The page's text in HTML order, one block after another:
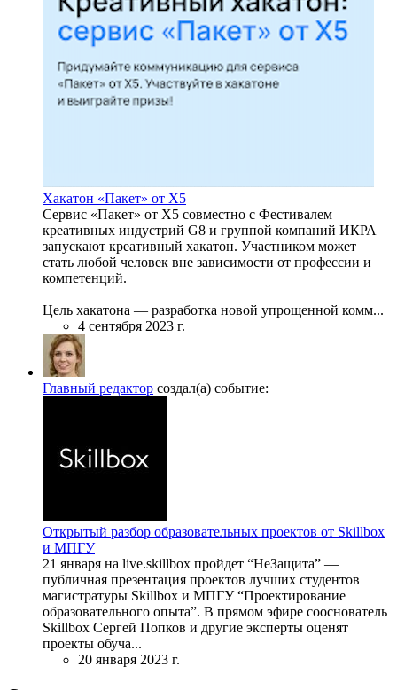
Хакатон «Пакет» от X5
Сервис «Пакет» от Х5 совместно с Фестивалем
креативных индустрий G8 и группой компаний ИКРА
запускают креативный хакатон. Участником может
стать любой человек вне зависимости от профессии и
компетенций.
Цель хакатона — разработка новой упрощенной комм...
4 сентября 2023 г.
Главный редактор создал(а) событие:
Открытый разбор образовательных проектов от Skillbox
и МПГУ
21 января на live.skillbox пройдет “НеЗащита” —
публичная презентация проектов лучших студентов
магистратуры Skillbox и МПГУ “Проектирование
образовательного опыта”. В прямом эфире сооснователь
Skillbox Сергей Попков и другие эксперты оценят
проекты обуча...
20 января 2023 г.